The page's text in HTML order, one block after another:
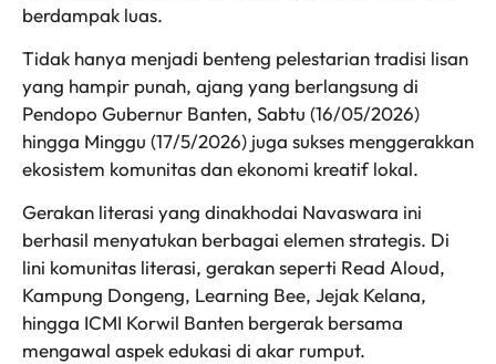
berdampak luas.
Tidak hanya menjadi benteng pelestarian tradisi lisan
yang hampir punah, ajang yang berlangsung di
Pendopo Gubernur Banten, Sabtu (16/05/2026)
hingga Minggu (17/5/2026) juga sukses menggerakkan
ekosistem komunitas dan ekonomi kreatif lokal.
Gerakan literasi yang dinakhodai Navaswara ini
berhasil menyatukan berbagai elemen strategis. Di
lini komunitas literasi, gerakan seperti Read Aloud,
Kampung Dongeng, Learning Bee, Jejak Kelana,
hingga ICMI Korwil Banten bergerak bersama
mengawal aspek edukasi di akar rumput.